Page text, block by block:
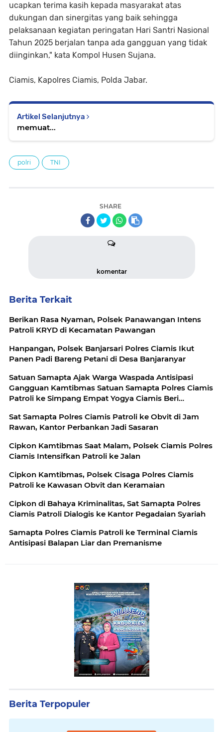
ucapkan terima kasih kepada masyarakat atas
dukungan dan sinergitas yang baik sehingga
pelaksanaan kegiatan peringatan Hari Santri Nasional
Tahun 2025 berjalan tanpa ada gangguan yang tidak
diinginkan," kata Kompol Husen Sujana.
Ciamis, Kapolres Ciamis, Polda Jabar.
Artikel Selanjutnya
memuat...
polri TNI
SHARE
komentar
Berita Terkait
Berikan Rasa Nyaman, Polsek Panawangan Intens
Patroli KRYD di Kecamatan Pawangan
Hanpangan, Polsek Banjarsari Polres Ciamis Ikut
Panen Padi Bareng Petani di Desa Banjaranyar
Satuan Samapta Ajak Warga Waspada Antisipasi
Gangguan Kamtibmas Satuan Samapta Polres Ciamis
Patroli ke Simpang Empat Yogya Ciamis Beri
Samapta Polres Ciamis Beri Himbauan Kamtibmas ke
Warga
Sat Samapta Polres Ciamis Patroli ke Obvit di Jam
Rawan, Kantor Perbankan Jadi Sasaran
Cipkon Kamtibmas Saat Malam, Polsek Ciamis Polres
Ciamis Intensifkan Patroli ke Jalan
Cipkon Kamtibmas, Polsek Cisaga Polres Ciamis
Patroli ke Kawasan Obvit dan Keramaian
Cipkon di Bahaya Kriminalitas, Sat Samapta Polres
Ciamis Patroli Dialogis ke Kantor Pegadaian Syariah
Samapta Polres Ciamis Patroli ke Terminal Ciamis
Antisipasi Balapan Liar dan Premanisme
Berita Terpopuler